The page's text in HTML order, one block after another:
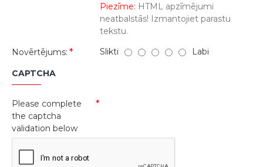
Piezīme: HTML apzīmējumi
neatbalstās! Izmantojiet parastu
tekstu.
Novērtējums:
Slikti Labi
CAPTCHA
Please complete
the captcha
validation below